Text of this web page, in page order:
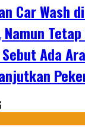
Car Wash
Ada